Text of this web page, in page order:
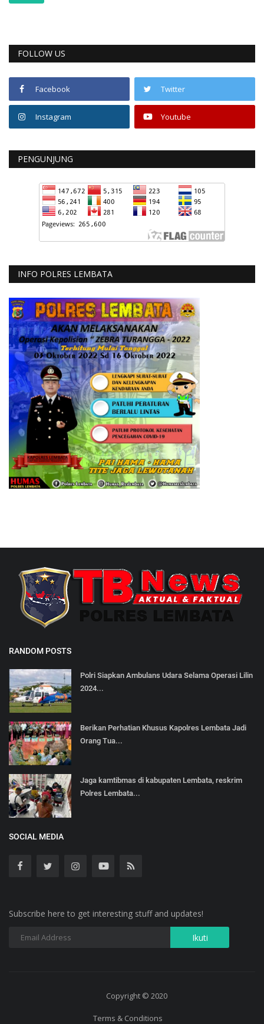
FOLLOW US
Facebook Twitter
Instagram Youtube
PENGUNJUNG
INFO POLRES LEMBATA
RANDOM POSTS
Polri Siapkan Ambulans Udara Selama Operasi Lilin
2024...
Berikan Perhatian Khusus Kapolres Lembata Jadi
Orang Tua...
Jaga kamtibmas di kabupaten Lembata, reskrim
Polres Lembata...
SOCIAL MEDIA
Subscribe here to get interesting stuff and updates!
Copyright © 2020
Terms & Conditions